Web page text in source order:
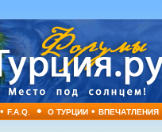
F.A.Q. • О ТУРЦИИ•ВПЕЧАТЛЕНИЯ